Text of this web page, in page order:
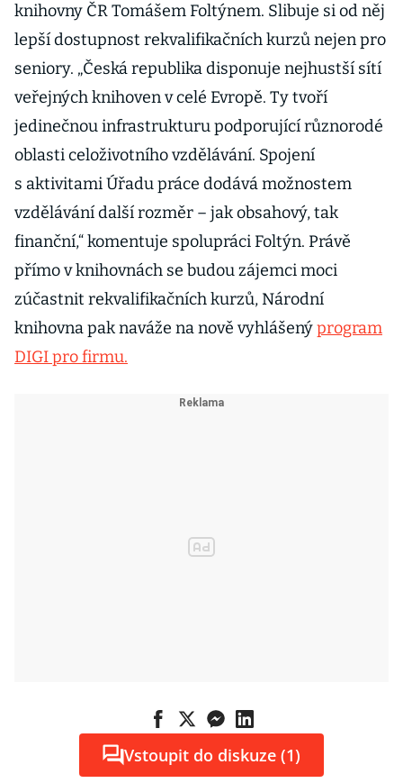
knihovny ČR Tomášem Foltýnem. Slibuje si od něj
lepší dostupnost rekvalifikačních kurzů nejen pro
seniory. „Česká republika disponuje nejhustší sítí
veřejných knihoven v celé Evropě. Ty tvoří
jedinečnou infrastrukturu podporující různorodé
oblasti celoživotního vzdělávání. Spojení
s aktivitami Úřadu práce dodává možnostem
vzdělávání další rozměr – jak obsahový, tak
finanční,“ komentuje spolupráci Foltýn. Právě
přímo v knihovnách se budou zájemci moci
zúčastnit rekvalifikačních kurzů, Národní
knihovna pak naváže na nově vyhlášenýprogram
DIGI pro firmu.
Vstoupit do diskuze (1)